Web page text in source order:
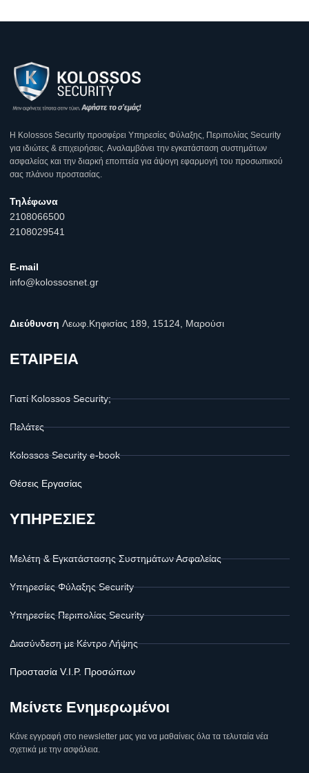
Η Κοlossos Security προσφέρει Υπηρεσίες Φύλαξης, Περιπολίας Security
για ιδιώτες & επιχειρήσεις. Αναλαμβάνει την εγκατάσταση συστημάτων
ασφαλείας και την διαρκή εποπτεία για άψογη εφαρμογή του προσωπικού
σας πλάνου προστασίας.
Τηλέφωνα
2108066500
2108029541
E-mail
info@kolossosnet.gr
Διεύθυνση Λεωφ.Κηφισίας 189, 15124, Μαρούσι
ΕΤΑΙΡΕΙΑ
Γιατί Kolossos Security;
Πελάτες
Kolossos Security e-book
Θέσεις Εργασίας
ΥΠΗΡΕΣΙΕΣ
Μελέτη & Εγκατάστασης Συστημάτων Ασφαλείας
Υπηρεσίες Φύλαξης Security
Υπηρεσίες Περιπολίας Security
Διασύνδεση με Κέντρο Λήψης
Προστασία V.I.P. Προσώπων
Μείνετε Ενημερωμένοι
Κάνε εγγραφή στο newsletter μας για να μαθαίνεις όλα τα τελυταία νέα
σχετικά με την ασφάλεια.